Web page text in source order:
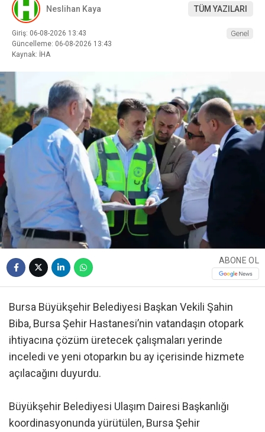
Neslihan Kaya TÜM YAZILARI
Giriş: 06-08-2026 13:43
Güncelleme: 06-08-2026 13:43
Kaynak: İHA
Genel
ABONE OL
Bursa Büyükşehir Belediyesi Başkan Vekili Şahin
Biba, Bursa Şehir Hastanesi’nin vatandaşın otopark
ihtiyacına çözüm üretecek çalışmaları yerinde
inceledi ve yeni otoparkın bu ay içerisinde hizmete
açılacağını duyurdu.
Büyükşehir Belediyesi Ulaşım Dairesi Başkanlığı
koordinasyonunda yürütülen, Bursa Şehir